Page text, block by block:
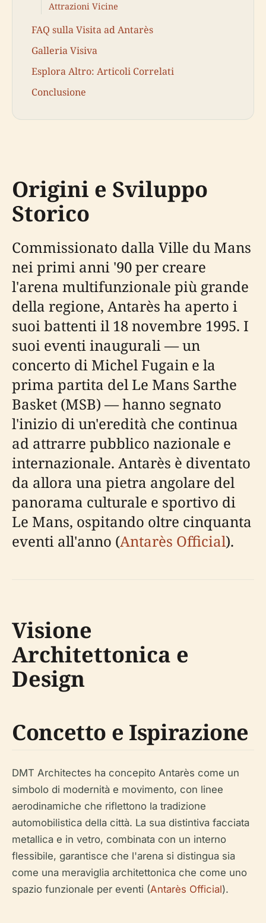
Attrazioni Vicine
FAQ sulla Visita ad Antarès
Galleria Visiva
Esplora Altro: Articoli Correlati
Conclusione
Origini e Sviluppo
Storico
Commissionato dalla Ville du Mans
nei primi anni '90 per creare
l'arena multifunzionale più grande
della regione, Antarès ha aperto i
suoi battenti il 18 novembre 1995. I
suoi eventi inaugurali — un
concerto di Michel Fugain e la
prima partita del Le Mans Sarthe
Basket (MSB) — hanno segnato
l'inizio di un'eredità che continua
ad attrarre pubblico nazionale e
internazionale. Antarès è diventato
da allora una pietra angolare del
panorama culturale e sportivo di
Le Mans, ospitando oltre cinquanta
eventi all'anno (Antarès Official).
Visione
Architettonica e
Design
Concetto e Ispirazione
DMT Architectes ha concepito Antarès come un
simbolo di modernità e movimento, con linee
aerodinamiche che riflettono la tradizione
automobilistica della città. La sua distintiva facciata
metallica e in vetro, combinata con un interno
flessibile, garantisce che l'arena si distingua sia
come una meraviglia architettonica che come uno
spazio funzionale per eventi (Antarès Official).